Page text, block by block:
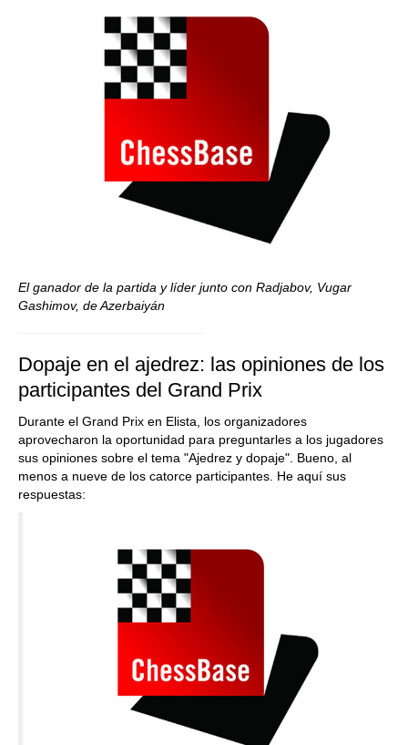
El ganador de la partida y líder junto con Radjabov, Vugar
Gashimov, de Azerbaiyán
Dopaje en el ajedrez: las opiniones de los
participantes del Grand Prix
Durante el Grand Prix en Elista, los organizadores
aprovecharon la oportunidad para preguntarles a los jugadores
sus opiniones sobre el tema "Ajedrez y dopaje". Bueno, al
menos a nueve de los catorce participantes. He aquí sus
respuestas: